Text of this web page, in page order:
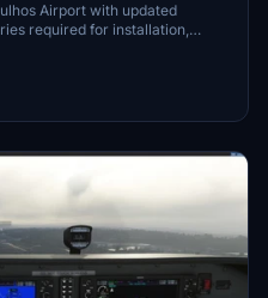
Airport with updated
required for installation,
folder. Stay tuned for
to work on improving